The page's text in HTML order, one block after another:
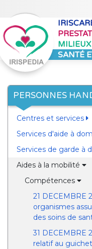
SANTÉ
PERSONNES
Centres et services
Services d'aide à
Services de garde à
Aides à la mobilité
Compétences
21 DECEMBRE
organismes
des soins de
31 DECEMBRE
relatif au